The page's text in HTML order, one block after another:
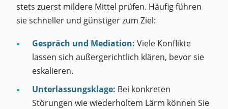
stets zuerst mildere Mittel prüfen. Häufig führen
sie schneller und günstiger zum Ziel:
Gespräch und Mediation: Viele Konflikte
lassen sich außergerichtlich klären, bevor sie
eskalieren.
Unterlassungsklage: Bei konkreten
Störungen wie wiederholtem Lärm können Sie